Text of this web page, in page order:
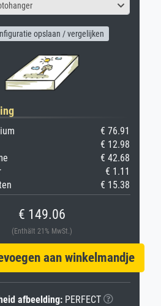
opslaan / vergelijken
€ 76.91
€ 12.98
€ 42.68
€ 1.11
€ 15.38
€ 149.06
(Enthält 21% MwSt.)
aan winkelmandje
afbeelding:PERFECT